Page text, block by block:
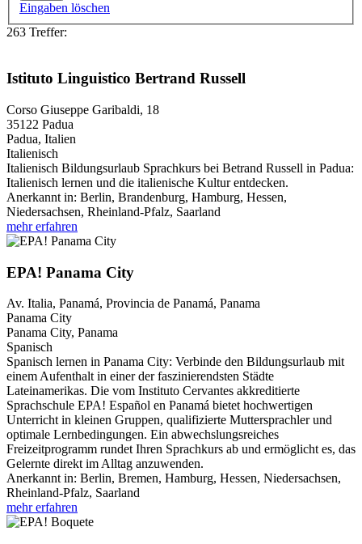
Eingaben löschen
263 Treffer:
Istituto Linguistico Bertrand Russell
Corso Giuseppe Garibaldi, 18
35122 Padua
Padua, Italien
Italienisch
Italienisch Bildungsurlaub Sprachkurs bei Betrand Russell in Padua:
Italienisch lernen und die italienische Kultur entdecken.
Anerkannt in: Berlin, Brandenburg, Hamburg, Hessen,
Niedersachsen, Rheinland-Pfalz, Saarland
mehr erfahren
EPA! Panama City
Av. Italia, Panamá, Provincia de Panamá, Panama
Panama City
Panama City, Panama
Spanisch
Spanisch lernen in Panama City: Verbinde den Bildungsurlaub mit
einem Aufenthalt in einer der faszinierendsten Städte
Lateinamerikas. Die vom Instituto Cervantes akkreditierte
Sprachschule EPA! Español en Panamá bietet hochwertigen
Unterricht in kleinen Gruppen, qualifizierte Muttersprachler und
optimale Lernbedingungen. Ein abwechslungsreiches
Freizeitprogramm rundet Ihren Sprachkurs ab und ermöglicht es, das
Gelernte direkt im Alltag anzuwenden.
Anerkannt in: Berlin, Bremen, Hamburg, Hessen, Niedersachsen,
Rheinland-Pfalz, Saarland
mehr erfahren